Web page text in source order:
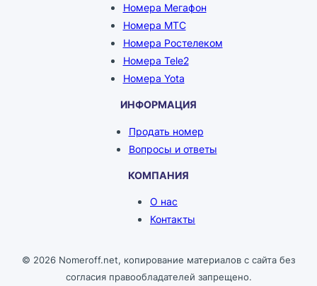
Номера Мегафон
Номера МТС
Номера Ростелеком
Номера Tele2
Номера Yota
ИНФОРМАЦИЯ
Продать номер
Вопросы и ответы
КОМПАНИЯ
О нас
Контакты
© 2026 Nomeroff.net, копирование материалов с сайта без
согласия правообладателей запрещено.